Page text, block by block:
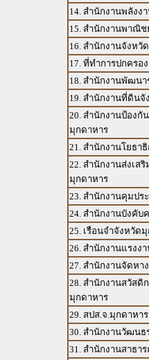
14. สำนักงานพลังง
15. สำนักงานพาณิ
16. สำนักงานจังหวั
17. ที่ทำการปกครอ
18. สำนักงานพัฒน
19. สำนักงานที่ดิน
20. สำนักงานป้องกั
มุกดาหาร
21. สำนักงานโยธา
22. สำนักงานส่งเส
มุกดาหาร
23. สำนักงานคุมป
24. สำนักงานบังคั
25. เรือนจำจังหวัด
26. สำนักงานแรงง
27. สำนักงานจัดหา
28. สำนักงานสวัสดิ
มุกดาหาร
29. สปส.จ.มุกดาหาร
30. สำนักงานวัฒน
31. สำนักงานสาธ